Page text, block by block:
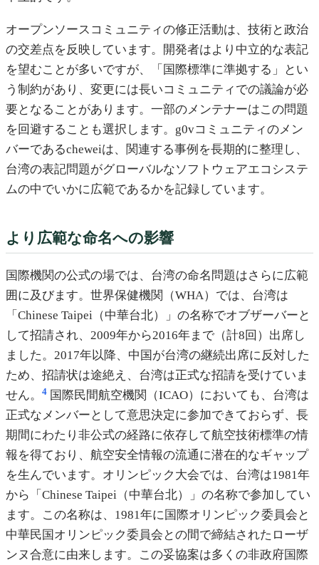
オープンソースコミュニティの修正活動は、技術と政治
の交差点を反映しています。開発者はより中立的な表記
を望むことが多いですが、「国際標準に準拠する」とい
う制約があり、変更には長いコミュニティでの議論が必
要となることがあります。一部のメンテナーはこの問題
を回避することも選択します。g0vコミュニティのメン
バーであるcheweiは、関連する事例を長期的に整理し、
台湾の表記問題がグローバルなソフトウェアエコシステ
ムの中でいかに広範であるかを記録しています。
より広範な命名への影響
国際機関の公式の場では、台湾の命名問題はさらに広範
囲に及びます。世界保健機関（WHA）では、台湾は
「Chinese Taipei（中華台北）」の名称でオブザーバーと
して招請され、2009年から2016年まで（計8回）出席し
ました。2017年以降、中国が台湾の継続出席に反対した
ため、招請状は途絶え、台湾は正式な招請を受けていま
せん。
4 国際民間航空機関（ICAO）においても、台湾は
正式なメンバーとして意思決定に参加できておらず、長
期間にわたり非公式の経路に依存して航空技術標準の情
報を得ており、航空安全情報の流通に潜在的なギャップ
を生んでいます。オリンピック大会では、台湾は1981年
から「Chinese Taipei（中華台北）」の名称で参加してい
ます。この名称は、1981年に国際オリンピック委員会と
中華民国オリンピック委員会との間で締結されたローザ
ンヌ合意に由来します。この妥協案は多くの非政府国際